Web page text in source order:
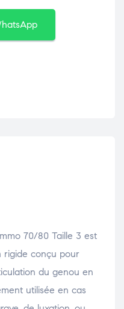
70/80 Taille 3 est
rigide conçu pour
du genou en
utilisée en cas